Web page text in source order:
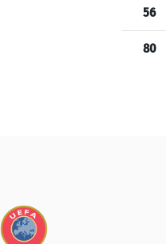
56
80